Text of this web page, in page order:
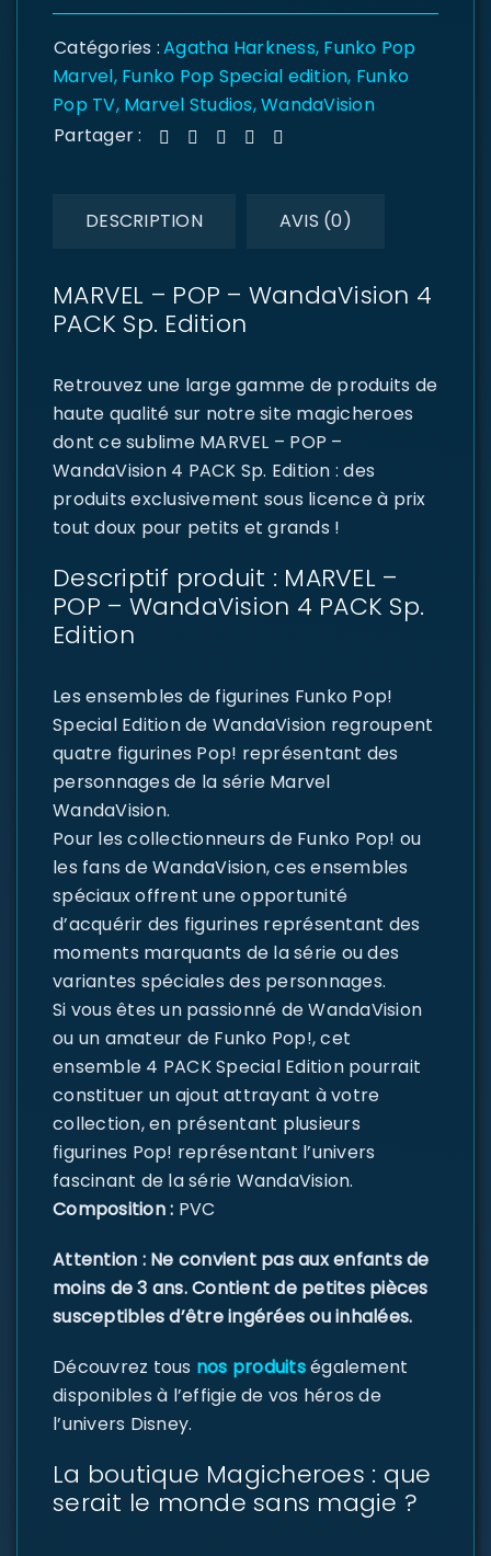
Catégories :Agatha Harkness, Funko Pop
Marvel, Funko Pop Special edition, Funko
Pop TV, Marvel Studios,WandaVision
Partager :
DESCRIPTION AVIS (0)
MARVEL – POP – WandaVision 4
PACK Sp. Edition
Retrouvez une large gamme de produits de
haute qualité sur notre site magicheroes
dont ce sublime MARVEL – POP –
WandaVision 4 PACK Sp. Edition : des
produits exclusivement sous licence à prix
tout doux pour petits et grands !
Descriptif produit : MARVEL –
POP – WandaVision 4 PACK Sp.
Edition
Les ensembles de figurines Funko Pop!
Special Edition de WandaVision regroupent
quatre figurines Pop! représentant des
personnages de la série Marvel
WandaVision.
Pour les collectionneurs de Funko Pop! ou
les fans de WandaVision, ces ensembles
spéciaux offrent une opportunité
d’acquérir des figurines représentant des
moments marquants de la série ou des
variantes spéciales des personnages.
Si vous êtes un passionné de WandaVision
ou un amateur de Funko Pop!, cet
ensemble 4 PACK Special Edition pourrait
constituer un ajout attrayant à votre
collection, en présentant plusieurs
figurines Pop! représentant l’univers
fascinant de la série WandaVision.
Composition : PVC
Attention : Ne convient pas aux enfants de
moins de 3 ans. Contient de petites pièces
susceptibles d’être ingérées ou inhalées.
Découvrez tous nos produitségalement
disponibles à l’effigie de vos héros de
l’univers Disney.
La boutique Magicheroes : que
serait le monde sans magie ?